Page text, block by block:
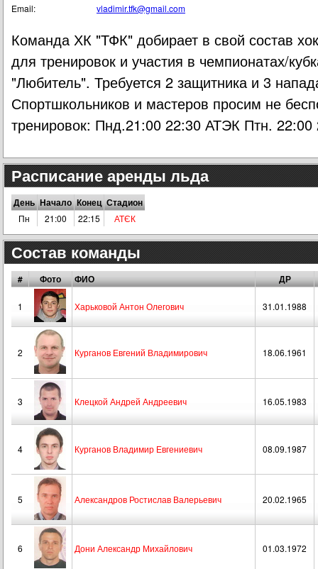
Email:
vladimir.tfk@gmail.com
Команда ХК "ТФК" добирает в свой состав
для тренировок и участия в чемпионатах/
"Любитель". Требуется 2 защитника и 3
Спортшкольников и мастеров просим не
тренировок: Пнд.21:00 22:30 АТЭК Птн.
Расписание аренды льда
День Начало Конец Стадион
Пн 21:00 22:15 АТЄК
Состав команды
# Фото ФИО ДР
1 Харьковой Антон Олегович 31.01.1988
2 Курганов Евгений Владимирович 18.06.1961
3 Клецкой Андрей Андреевич 16.05.1983
4 Курганов Владимир Евгениевич 08.09.1987
5 Александров Ростислав Валерьевич 20.02.1965
6 Дони Александр Михайлович 01.03.1972